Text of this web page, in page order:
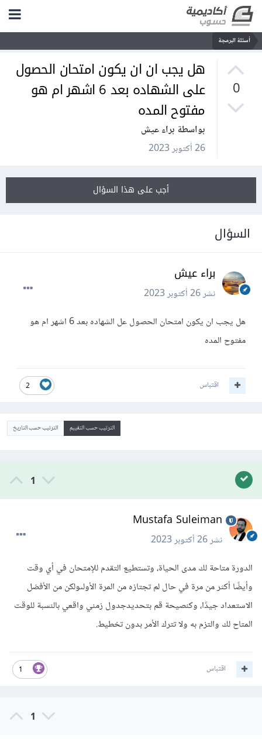
أسئلة البرمجة
0
هل يجب ان ان يكون امتحان الحصول
على الشهاده بعد 6 اشهر ام هو
مفتوح المده
بواسطة براء عيش
26 أكتوبر 2023
أجب على هذا السؤال
السؤال
براء عيش
نشر26 أكتوبر 2023
هل يجب ان يكون امتحان الحصول عل الشهاده بعد 6 اشهر ام هو
مفتوح المده
2 اقتباس
الترتيب حسب التقييم الترتيب حسب التاريخ
1
Mustafa Suleiman
نشر26 أكتوبر 2023
الدورة متاحة لك مدى الحياة، وتستطيع التقدم للإمتحان في أي وقت
وأيضًا أكثر من مرة في حال لم تجتازه من المرة الأولىولكن من الأفضل
الاستعداد جيدًا، وكنصيحة قم بتحديدجدول زمني واقعي بالنسبة للوقت
المتاح لك والتزم به ولا تترك الأمر بدون تخطيط.
1 اقتباس
1